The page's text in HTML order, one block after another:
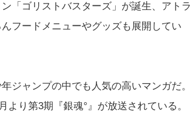
「ゴリストバスターズ」が誕生、アトラ
フードメニューやグッズも展開してい
年ジャンプの中でも人気の高いマンガだ。
より第3期『銀魂°』が放送されている。